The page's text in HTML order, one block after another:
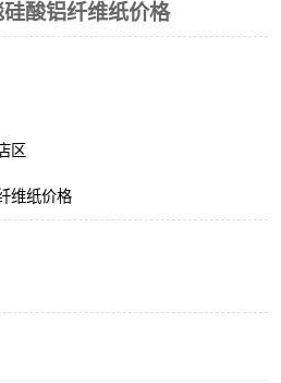
酸铝纤维纸价格
区
维纸价格